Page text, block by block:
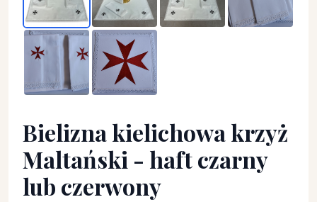
Bielizna kielichowa krzyż
Maltański - haft czarny
lub czerwony